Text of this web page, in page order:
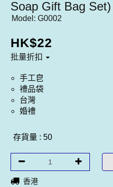
Soap Gift Bag Set)
Model: G0002
HK$22
批量折扣
手工皀
禮品袋
台灣
婚禮
存貨量 : 50
香港